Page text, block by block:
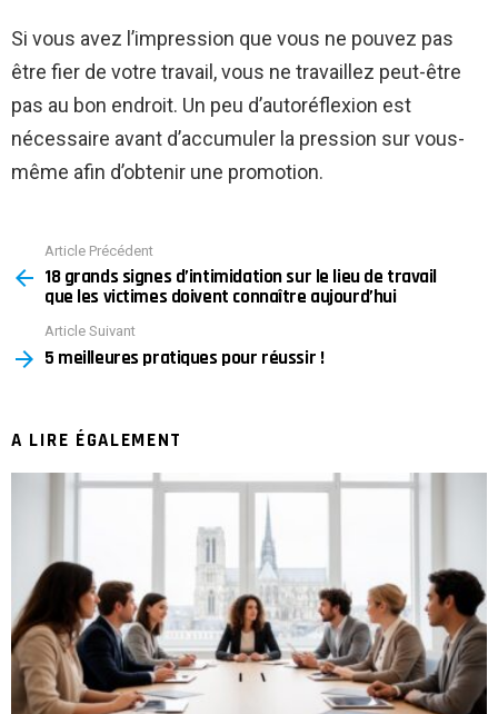
Si vous avez l’impression que vous ne pouvez pas
être fier de votre travail, vous ne travaillez peut-être
pas au bon endroit. Un peu d’autoréflexion est
nécessaire avant d’accumuler la pression sur vous-
même afin d’obtenir une promotion.
more
Article Précédent
18 grands signes d’intimidation sur le lieu de travail
que les victimes doivent connaître aujourd’hui
Article Suivant
5 meilleures pratiques pour réussir !
A LIRE ÉGALEMENT